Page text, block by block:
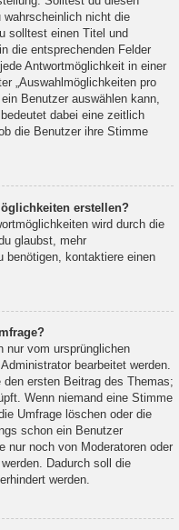
nicht die
solltest einen Titel und
die entsprechenden Felder
Antwortmöglichkeit in einer
„Auswahlmöglichkeiten pro
Benutzer auswählen kann,
dabei eine zeitlich
die Benutzer ihre Stimme
erstellen?
wird durch die
glaubst, mehr
benötigen, kontaktiere einen
nur vom ursprünglichen
bearbeitet werden.
ersten Beitrag des Themas;
Wenn niemand eine Stimme
Umfrage löschen oder die
schon ein Benutzer
nur noch von Moderatoren oder
Dadurch soll die
werden.